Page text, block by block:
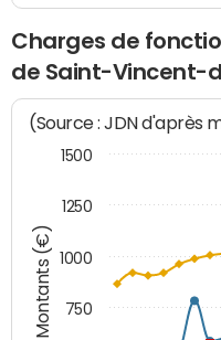
Charges de
de Saint-Vincent-
Montants (€)
(Source : JDN d'après
750
1000
1250
1500